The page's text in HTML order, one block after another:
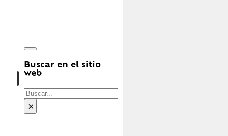
Buscar en el sitio
web
Buscar
×